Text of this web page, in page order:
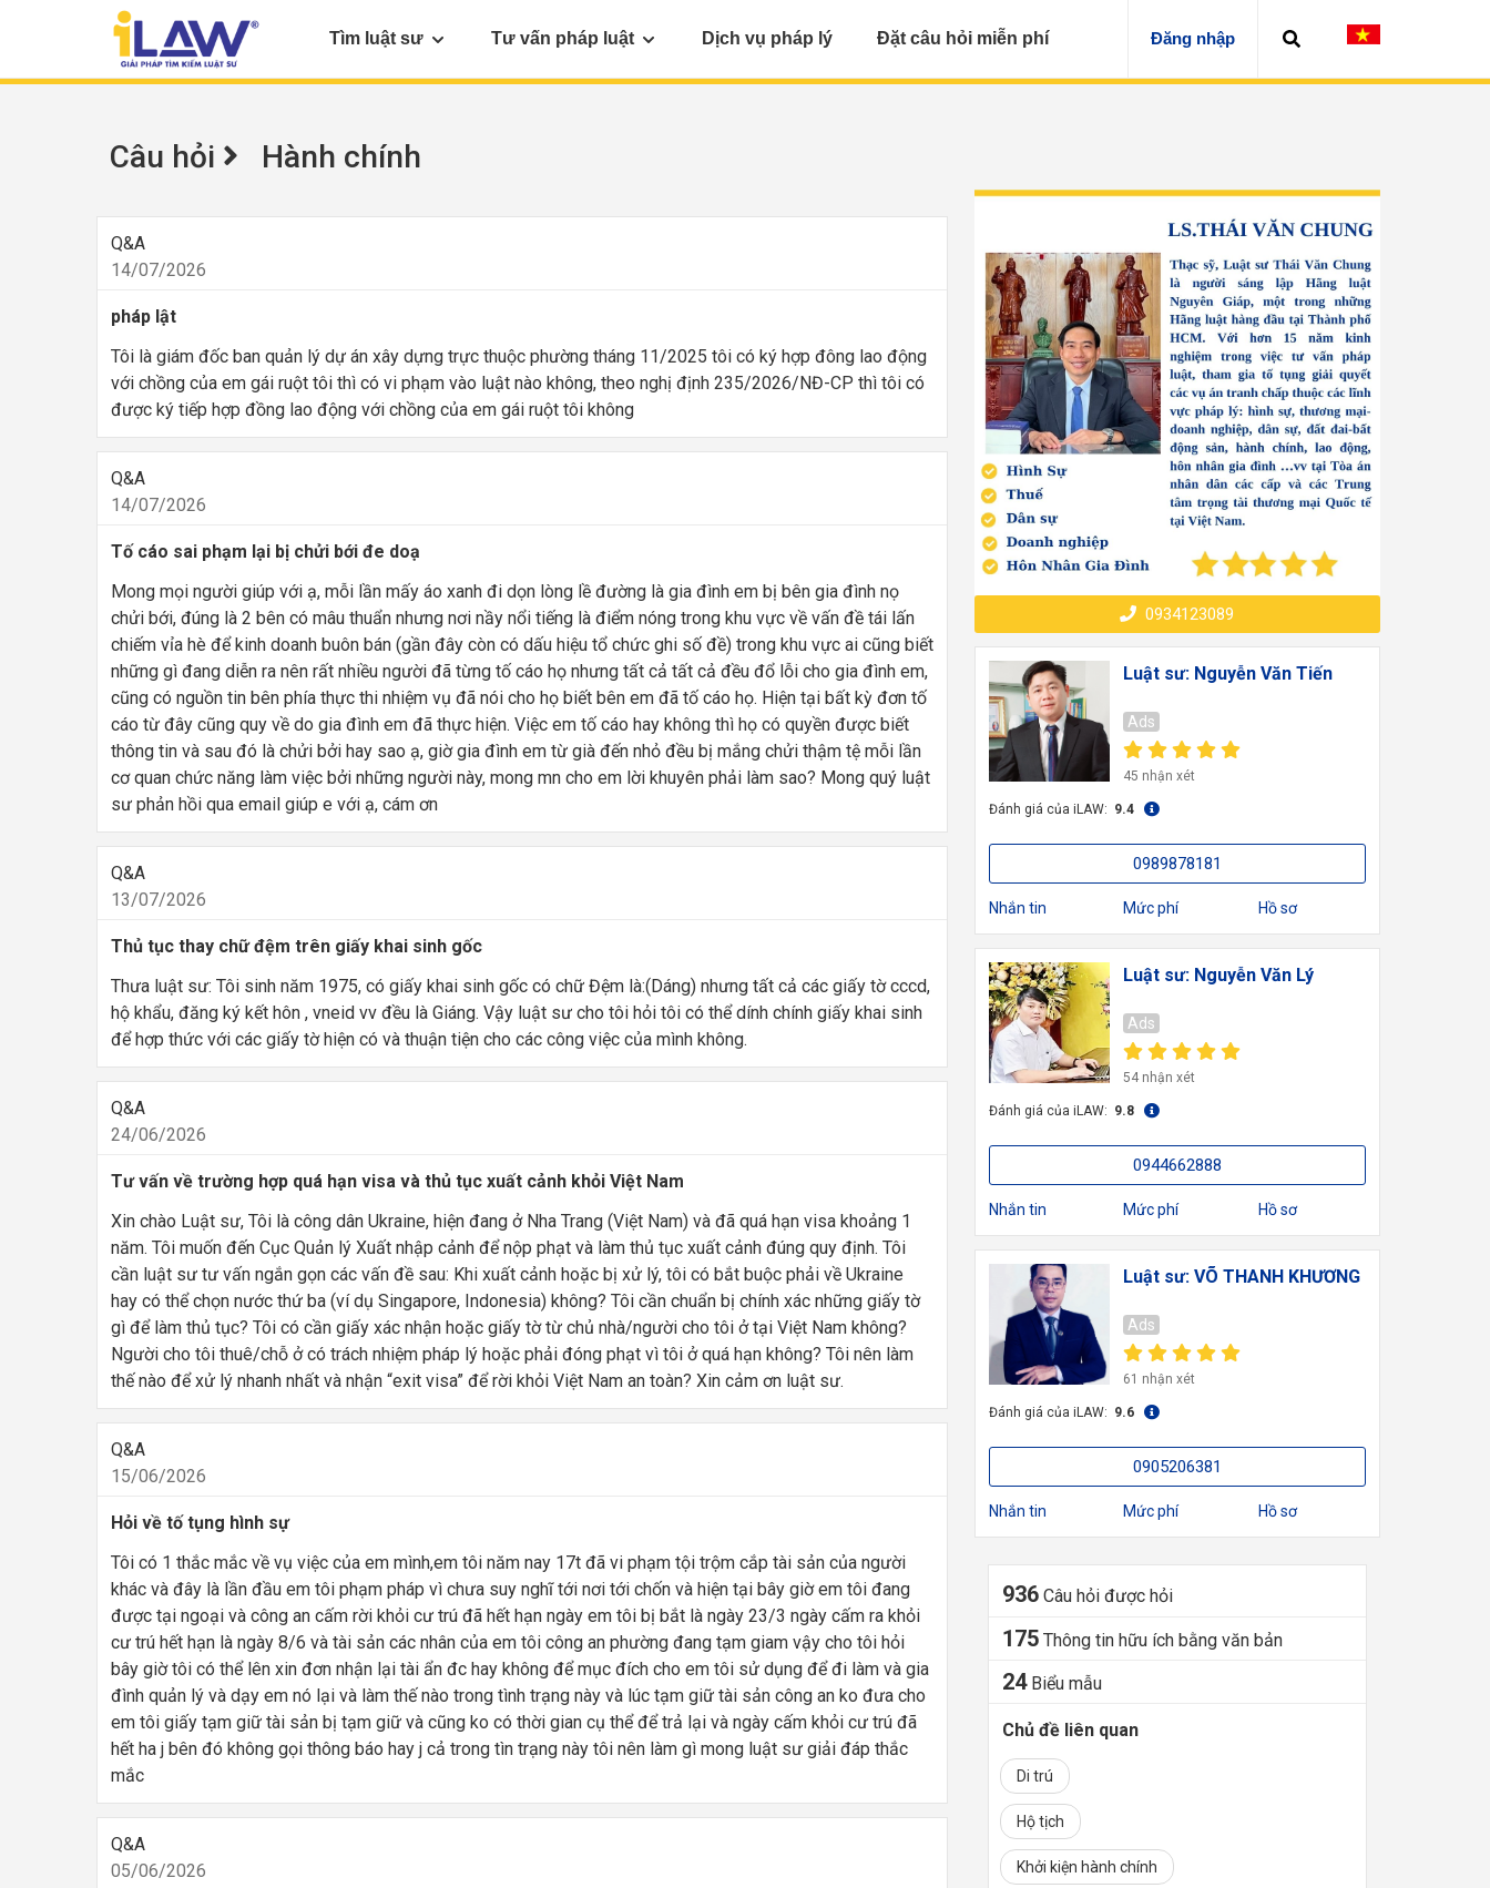
Tìm luật sư Tư vấn pháp luật Dịch vụ pháp lý Đặt câu hỏi miễn phí Đăng nhập
Câu hỏi Hành chính
Q&A
14/07/2026
pháp lật
Tôi là giám đốc ban quản lý dự án xây dựng trực thuộc phường tháng 11/2025 tôi có ký hợp đông lao động
với chồng của em gái ruột tôi thì có vi phạm vào luật nào không, theo nghị định 235/2026/NĐ-CP thì tôi có
được ký tiếp hợp đồng lao động với chồng của em gái ruột tôi không
Q&A
14/07/2026
Tố cáo sai phạm lại bị chửi bới đe doạ
Mong mọi người giúp với ạ, mỗi lần mấy áo xanh đi dọn lòng lề đường là gia đình em bị bên gia đình nọ
chửi bới, đúng là 2 bên có mâu thuẩn nhưng nơi nầy nổi tiếng là điểm nóng trong khu vực về vấn đề tái lấn
chiếm vỉa hè để kinh doanh buôn bán (gần đây còn có dấu hiệu tổ chức ghi số đề) trong khu vực ai cũng biết
những gì đang diễn ra nên rất nhiều người đã từng tố cáo họ nhưng tất cả tất cả đều đổ lỗi cho gia đình em,
cũng có nguồn tin bên phía thực thi nhiệm vụ đã nói cho họ biết bên em đã tố cáo họ. Hiện tại bất kỳ đơn tố
cáo từ đây cũng quy về do gia đình em đã thực hiện. Việc em tố cáo hay không thì họ có quyền được biết
thông tin và sau đó là chửi bởi hay sao ạ, giờ gia đình em từ già đến nhỏ đều bị mắng chửi thậm tệ mỗi lần
cơ quan chức năng làm việc bởi những người này, mong mn cho em lời khuyên phải làm sao? Mong quý luật
sư phản hồi qua email giúp e với ạ, cám ơn
Q&A
13/07/2026
Thủ tục thay chữ đệm trên giấy khai sinh gốc
Thưa luật sư: Tôi sinh năm 1975, có giấy khai sinh gốc có chữ Đệm là:(Dáng) nhưng tất cả các giấy tờ cccd,
hộ khẩu, đăng ký kết hôn , vneid vv đều là Giáng. Vậy luật sư cho tôi hỏi tôi có thể dính chính giấy khai sinh
để hợp thức với các giấy tờ hiện có và thuận tiện cho các công việc của mình không.
Q&A
24/06/2026
Tư vấn về trường hợp quá hạn visa và thủ tục xuất cảnh khỏi Việt Nam
Xin chào Luật sư, Tôi là công dân Ukraine, hiện đang ở Nha Trang (Việt Nam) và đã quá hạn visa khoảng 1
năm. Tôi muốn đến Cục Quản lý Xuất nhập cảnh để nộp phạt và làm thủ tục xuất cảnh đúng quy định. Tôi
cần luật sư tư vấn ngắn gọn các vấn đề sau: Khi xuất cảnh hoặc bị xử lý, tôi có bắt buộc phải về Ukraine
hay có thể chọn nước thứ ba (ví dụ Singapore, Indonesia) không? Tôi cần chuẩn bị chính xác những giấy tờ
gì để làm thủ tục? Tôi có cần giấy xác nhận hoặc giấy tờ từ chủ nhà/người cho tôi ở tại Việt Nam không?
Người cho tôi thuê/chỗ ở có trách nhiệm pháp lý hoặc phải đóng phạt vì tôi ở quá hạn không? Tôi nên làm
thế nào để xử lý nhanh nhất và nhận “exit visa” để rời khỏi Việt Nam an toàn? Xin cảm ơn luật sư.
Q&A
15/06/2026
Hỏi về tố tụng hình sự
Tôi có 1 thắc mắc về vụ việc của em mình,em tôi năm nay 17t đã vi phạm tội trộm cắp tài sản của người
khác và đây là lần đầu em tôi phạm pháp vì chưa suy nghĩ tới nơi tới chốn và hiện tại bây giờ em tôi đang
được tại ngoại và công an cấm rời khỏi cư trú đã hết hạn ngày em tôi bị bắt là ngày 23/3 ngày cấm ra khỏi
cư trú hết hạn là ngày 8/6 và tài sản các nhân của em tôi công an phường đang tạm giam vậy cho tôi hỏi
bây giờ tôi có thể lên xin đơn nhận lại tài ẩn đc hay không để mục đích cho em tôi sử dụng để đi làm và gia
đình quản lý và dạy em nó lại và làm thế nào trong tình trạng này và lúc tạm giữ tài sản công an ko đưa cho
em tôi giấy tạm giữ tài sản bị tạm giữ và cũng ko có thời gian cụ thể để trả lại và ngày cấm khỏi cư trú đã
hết ha j bên đó không gọi thông báo hay j cả trong tìn trạng này tôi nên làm gì mong luật sư giải đáp thắc
mắc
Q&A
05/06/2026
0934123089
Luật sư: Nguyễn Văn Tiến
Ads
45 nhận xét
Đánh giá của iLAW: 9.4
0989878181
Nhắn tin Mức phí Hồ sơ
Luật sư: Nguyễn Văn Lý
Ads
54 nhận xét
Đánh giá của iLAW: 9.8
0944662888
Nhắn tin Mức phí Hồ sơ
Luật sư: VÕ THANH KHƯƠNG
Ads
61 nhận xét
Đánh giá của iLAW: 9.6
0905206381
Nhắn tin Mức phí Hồ sơ
936 Câu hỏi được hỏi
175 Thông tin hữu ích bằng văn bản
24 Biểu mẫu
Chủ đề liên quan
Di trú
Hộ tịch
Khởi kiện hành chính